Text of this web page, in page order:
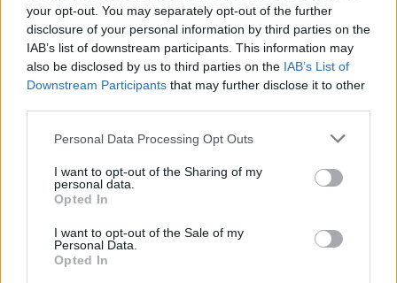
your opt-out. You may separately opt-out of the further
disclosure of your personal information by third parties on the
IAB’s list of downstream participants. This information may
also be disclosed by us to third parties on the IAB’s List of
Downstream Participants that may further disclose it to other
Please note that this website/app uses one or more Google
not limited to your visit or usage behaviour. You may click to
grant or deny consent to Google and its third-party tags to
use your data for below specified purposes in below Google
consent section.
Personal Data Processing Opt Outs
I want to opt-out of the Sharing of my
personal data.
Opted In
I want to opt-out of the Sale of my
Personal Data.
Opted In
Continua a leggere
NEWS